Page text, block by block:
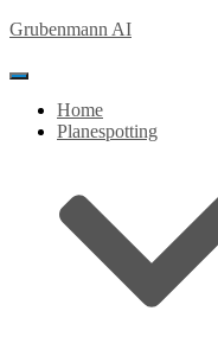
Grubenmann AI
Toggle Navigation
Home
Planespotting